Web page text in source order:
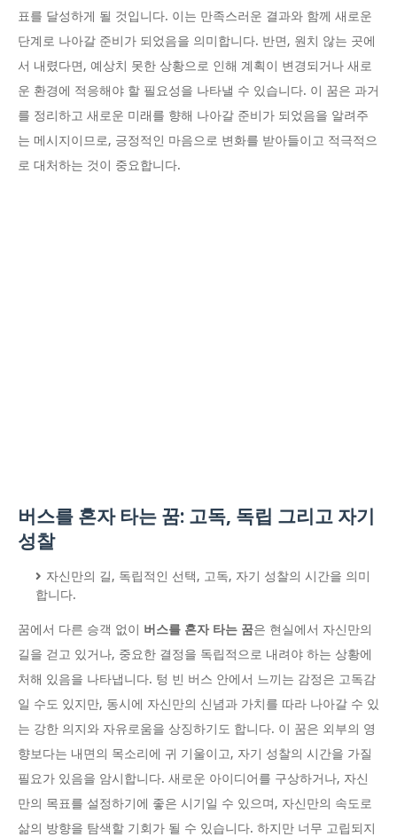
표를 달성하게 될 것입니다. 이는 만족스러운 결과와 함께 새로운
단계로 나아갈 준비가 되었음을 의미합니다. 반면, 원치 않는 곳에
서 내렸다면, 예상치 못한 상황으로 인해 계획이 변경되거나 새로
운 환경에 적응해야 할 필요성을 나타낼 수 있습니다. 이 꿈은 과거
를 정리하고 새로운 미래를 향해 나아갈 준비가 되었음을 알려주
는 메시지이므로, 긍정적인 마음으로 변화를 받아들이고 적극적으
로 대처하는 것이 중요합니다.
버스를 혼자 타는 꿈: 고독, 독립 그리고 자기
성찰
자신만의 길, 독립적인 선택, 고독, 자기 성찰의 시간을 의미
합니다.
꿈에서 다른 승객 없이 버스를 혼자 타는 꿈은 현실에서 자신만의
길을 걷고 있거나, 중요한 결정을 독립적으로 내려야 하는 상황에
처해 있음을 나타냅니다. 텅 빈 버스 안에서 느끼는 감정은 고독감
일 수도 있지만, 동시에 자신만의 신념과 가치를 따라 나아갈 수 있
는 강한 의지와 자유로움을 상징하기도 합니다. 이 꿈은 외부의 영
향보다는 내면의 목소리에 귀 기울이고, 자기 성찰의 시간을 가질
필요가 있음을 암시합니다. 새로운 아이디어를 구상하거나, 자신
만의 목표를 설정하기에 좋은 시기일 수 있으며, 자신만의 속도로
삶의 방향을 탐색할 기회가 될 수 있습니다. 하지만 너무 고립되지